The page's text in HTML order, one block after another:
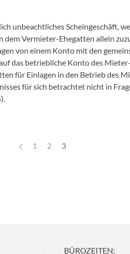
unbeachtliches Scheingeschäft,
dem Vermieter-Ehegatten allein
von einem Konto mit den
das betriebliche Konto des
für Einlagen in den Betrieb des
für sich betrachtet nicht in
).
1 2 3
BÜROZEITEN: